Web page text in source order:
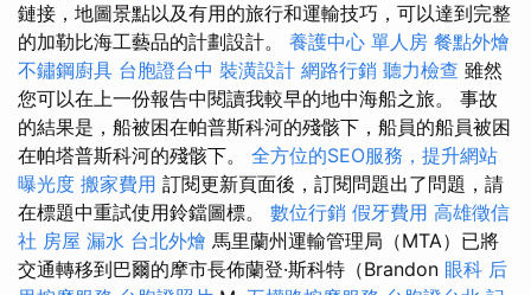
鏈接，地圖景點以及有用的旅行和運輸技巧，可以達到完整
的加勒比海工藝品的計劃設計。 養護中心 單人房 餐點外燴
不鏽鋼廚具 台胞證台中 裝潢設計 網路行銷 聽力檢查 雖然
您可以在上一份報告中閱讀我較早的地中海船之旅。 事故
的結果是，船被困在帕普斯科河的殘骸下，船員的船員被困
在帕塔普斯科河的殘骸下。 全方位的SEO服務，提升網站
曝光度 搬家費用 訂閱更新頁面後，訂閱問題出了問題，請
在標題中重試使用鈴鐺圖標。 數位行銷 假牙費用 高雄徵信
社 房屋 漏水 台北外燴 馬里蘭州運輸管理局（MTA）已將
交通轉移到巴爾的摩市長佈蘭登·斯科特（Brandon 眼科 后